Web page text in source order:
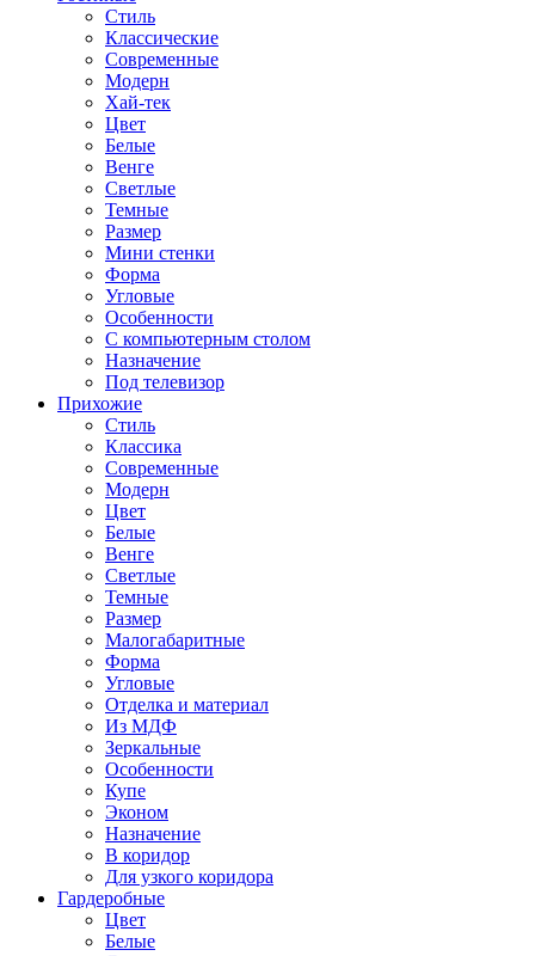
Стиль
Классические
Современные
Модерн
Хай-тек
Цвет
Белые
Венге
Светлые
Темные
Размер
Мини стенки
Форма
Угловые
Особенности
С компьютерным столом
Назначение
Под телевизор
Прихожие
Стиль
Классика
Современные
Модерн
Цвет
Белые
Венге
Светлые
Темные
Размер
Малогабаритные
Форма
Угловые
Отделка и материал
Из МДФ
Зеркальные
Особенности
Купе
Эконом
Назначение
В коридор
Для узкого коридора
Гардеробные
Цвет
Белые